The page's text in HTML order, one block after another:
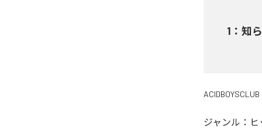
1 ： 知
ACIDBOYSCLUB
ジャンル：